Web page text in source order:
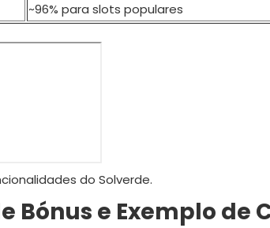
~96% para slots populares
do Solverde.
Bónus e Exemplo de